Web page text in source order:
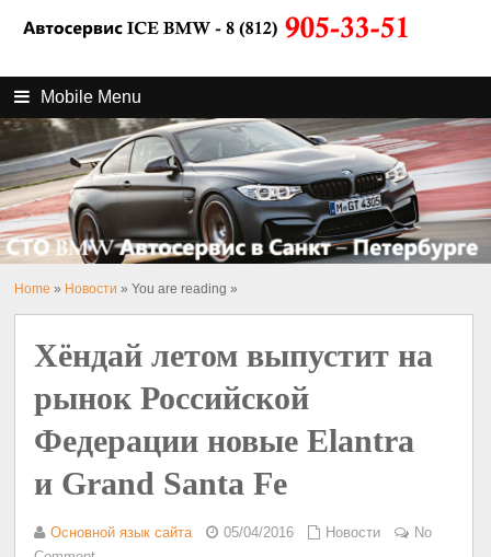
Mobile Menu
Home » Новости » You are reading »
Хёндай летом выпустит на
рынок Российской
Федерации новые Elantra
и Grand Santa Fe
Основной язык сайта 05/04/2016 Новости
No